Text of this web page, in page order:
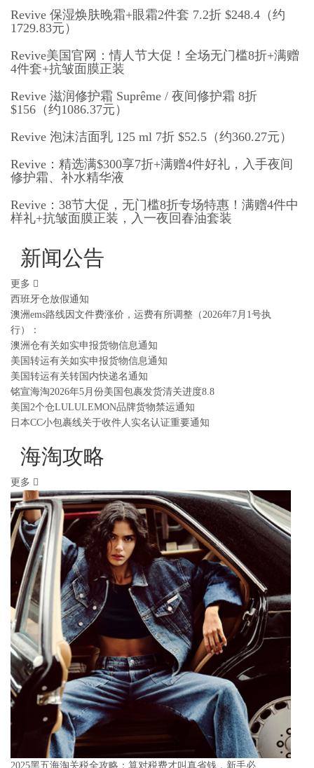
Revive 保湿焕肤晚霜+眼霜2件套 7.2折 $248.4（约
1729.83元）
Revive美国官网：情人节大促！全场无门槛8折+满赠
4件套+抗皱面膜正装
Revive 滋润修护霜 Suprême / 夜间修护霜 8折
$156（约1086.37元）
Revive 泡沫洁面乳 125 ml 7折 $52.5（约360.27元）
Revive：精选满$300享7折+满赠4件好礼，入手夜间
修护霜、补水精华液
Revive：38节大促，无门槛8折专场特惠！满赠4件中
样礼+抗皱面膜正装，入一夜回春油套装
新闻公告
更多
西班牙仓放假通知
澳洲ems路线因文件费涨价，运费有所调整（2026年7月1号执
行）：
澳洲仓有关如实申报货物信息通知
美国转运有关如实申报货物信息通知
美国转运有关转国内快递名通知
铭宣海淘2026年5月份美国包裹发货清关进度8.8
美国2个仓LULULEMON品牌货物禁运通知
日本CC小包裹线关于收件人实名认证重要通知
海淘攻略
更多
2025黑五海淘关税全攻略：算对税费才叫真省钱，新手必